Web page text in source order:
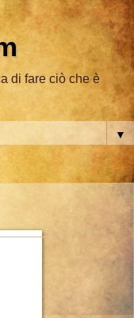
di fare ciò che è
▼